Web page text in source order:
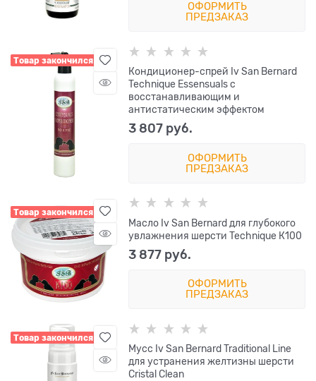
ОФОРМИТЬ
ПРЕДЗАКАЗ
Товар закончился
Кондиционер-спрей Iv San Bernard
Technique Essensuals с
восстанавливающим и
антистатическим эффектом
3 807 руб.
ОФОРМИТЬ
ПРЕДЗАКАЗ
Товар закончился
Масло Iv San Bernard для глубокого
увлажнения шерсти Technique К100
3 877 руб.
ОФОРМИТЬ
ПРЕДЗАКАЗ
Товар закончился
Мусс Iv San Bernard Traditional Line
для устранения желтизны шерсти
Cristal Clean